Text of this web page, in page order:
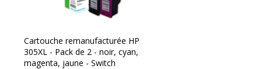
Cartouche remanufacturée HP
305XL - Pack de 2 - noir, cyan,
magenta, jaune - Switch